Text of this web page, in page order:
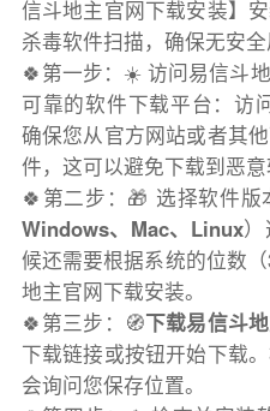
信斗地主官网下载安装】
杀毒软件扫描，确保无安全
🍀第一步：☀️ 访问易信斗
可靠的软件下载平台：访
确保您从官方网站或者其
件，这可以避免下载到恶意
🍀第二步：🎁 选择软件
Windows、Mac、Linux）
候还需要根据系统的位数
地主官网下载安装。
🍀第三步：🧭下载易信斗
下载链接或按钮开始下载
会询问您保存位置。